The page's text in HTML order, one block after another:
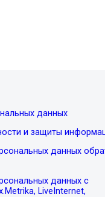
данных
и защиты
данных
данных с
LiveInternet,